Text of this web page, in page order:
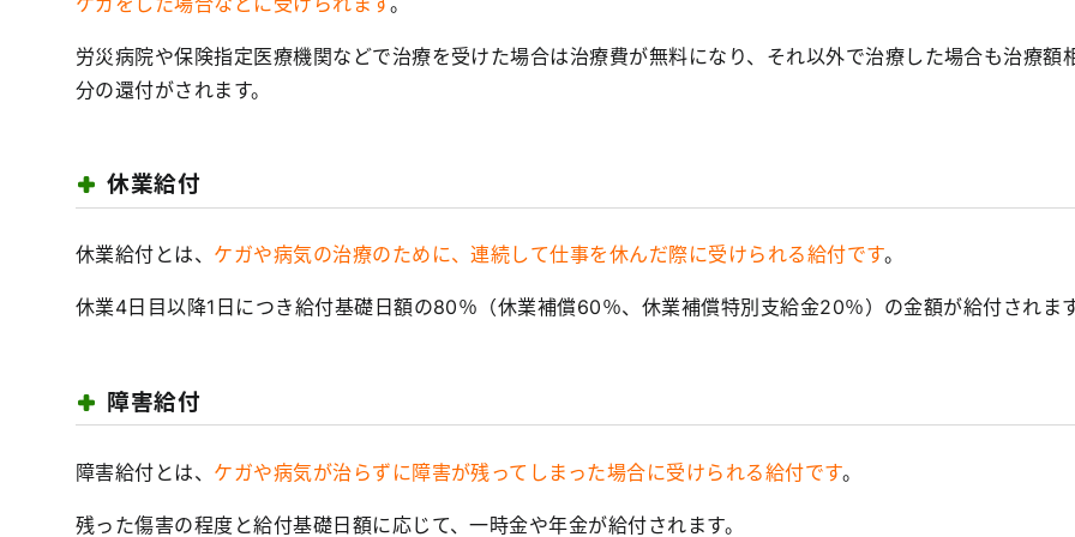
労災病院や保険指定医療機関などで治療を受けた場合は治療費が無料になり、それ以外で治療した場合も治療額
分の還付がされます。
休業給付
休業給付とは、 ケガや病気の治療のために、連続して仕事を休んだ際に受けられる給付です。
休業4日目以降1日につき給付基礎日額の80％（休業補償60％、休業補償特別支給金20％）の金額が給付されます
障害給付
障害給付とは、 ケガや病気が治らずに障害が残ってしまった場合に受けられる給付です。
残った傷害の程度と給付基礎日額に応じて、一時金や年金が給付されます。